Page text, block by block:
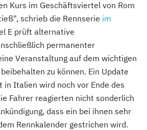
Kurs im Geschäftsviertel von Rom
schrieb die Rennserie im
E prüft alternative
permanenter
Veranstaltung auf dem wichtigen
zu können. Ein Update
in Italien wird noch vor Ende des
Fahrer reagierten nicht sonderlich
dass ein bei ihnen sehr
Rennkalender gestrichen wird.